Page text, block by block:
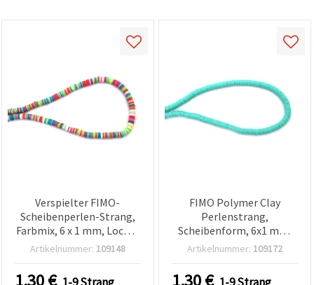
Verspielter FIMO-
Scheibenperlen-Strang,
Farbmix, 6 x 1 mm, Loch: 2
mm – perfekt für
Basteln & DIY, ca. 350
Artikelnummer: 109148
1.30€
FIMO Polymer Clay
Perlenstrang,
Scheibenform, 6x1 mm,
Loch: 2 mm, helltürkis, ca.
Artikelnummer: 109172
1.30€